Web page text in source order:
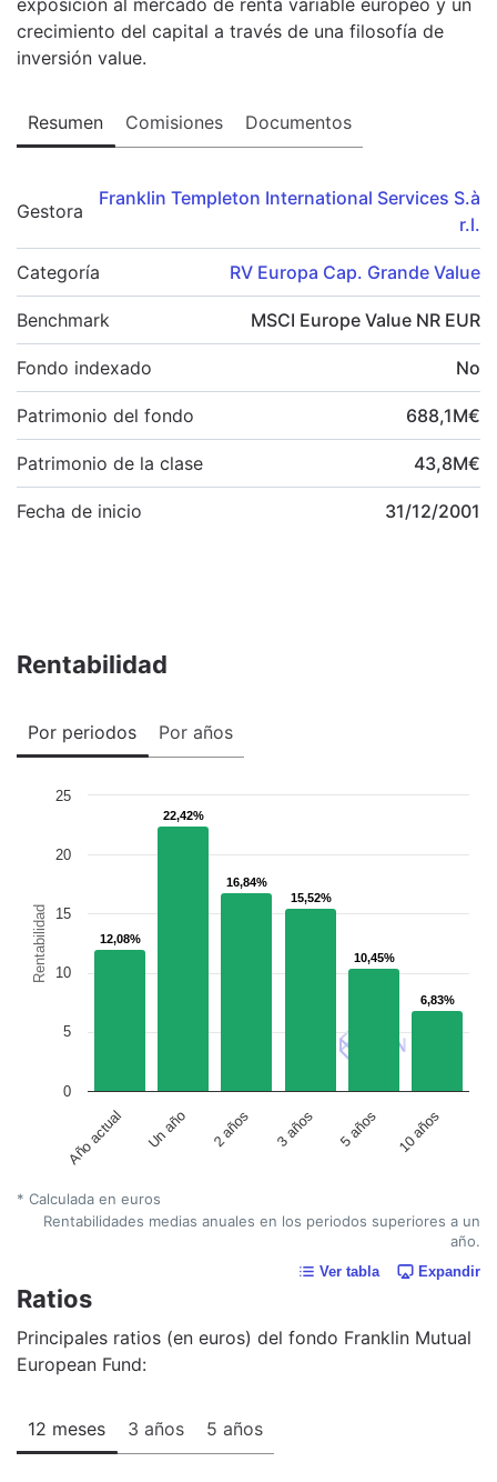
crecimiento del capital a través de una filosofía de
inversión value.
Resumen Comisiones Documentos
Gestora
Franklin Templeton International Services S.à
r.l.
Categoría RV Europa Cap. Grande Value
Benchmark MSCI Europe Value NR EUR
Fondo indexado No
Patrimonio del fondo 688,1M€
Patrimonio de la clase 43,8M€
Fecha de inicio 31/12/2001
Rentabilidad
Por periodos Por años
Rentabilidad 12,08%
12,08%
22,42%
22,42%
16,84%
16,84%
15,52%
15,52%
10,45%
10,45%
6,83%
6,83%
Año actual Un año 2 años 3 años 5 años 10 años
0
5
10
15
20
25
* Calculada en euros
Rentabilidades medias anuales en los periodos superiores a un
año.
Ver tabla Expandir
Ratios
Principales ratios (en euros) del fondo Franklin Mutual
European Fund:
12 meses 3 años 5 años